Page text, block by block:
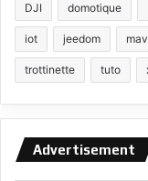
DJI domotique
iot jeedom
trottinette tuto
Advertisement